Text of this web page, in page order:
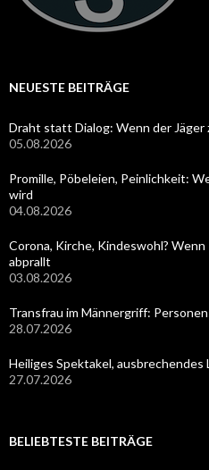
NEUESTE BEITRÄGE
Draht statt Dialog: Wenn der Jäger
05.08.2026
Promille, Pöbeleien, Peinlichkeit:
wird
04.08.2026
Corona, Kirche, Kindeswohl?
abprallt
03.08.2026
Transfrau im Männergriff:
28.07.2026
Heiliges Spektakel, ausbrechendes
27.07.2026
BELIEBTESTE BEITRÄGE